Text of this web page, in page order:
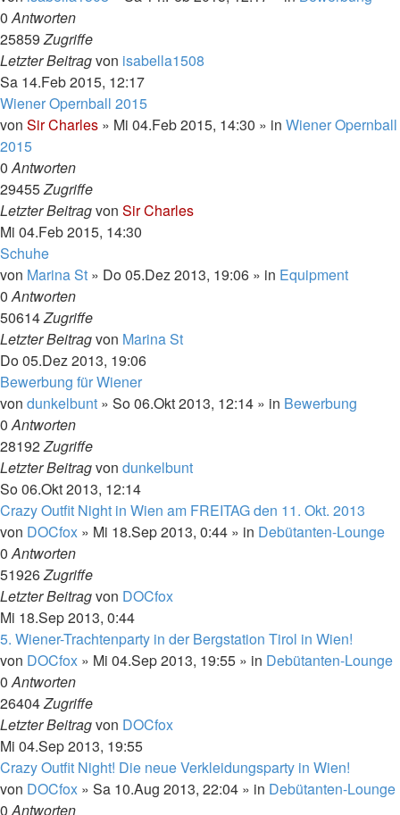
0Antworten
25859Zugriffe
Letzter Beitragvon isabella1508
Sa 14.Feb 2015, 12:17
Wiener Opernball 2015
von Sir Charles » Mi 04.Feb 2015, 14:30 » in Wiener Opernball
2015
0Antworten
29455Zugriffe
Letzter Beitragvon Sir Charles
Mi 04.Feb 2015, 14:30
Schuhe
von Marina St » Do 05.Dez 2013, 19:06 » in Equipment
0Antworten
50614Zugriffe
Letzter Beitragvon Marina St
Do 05.Dez 2013, 19:06
Bewerbung für Wiener
von dunkelbunt » So 06.Okt 2013, 12:14 » in Bewerbung
0Antworten
28192Zugriffe
Letzter Beitragvon dunkelbunt
So 06.Okt 2013, 12:14
Crazy Outfit Night in Wien am FREITAG den 11. Okt. 2013
von DOCfox » Mi 18.Sep 2013, 0:44 » in Debütanten-Lounge
0Antworten
51926Zugriffe
Letzter Beitragvon DOCfox
Mi 18.Sep 2013, 0:44
5. Wiener-Trachtenparty in der Bergstation Tirol in Wien!
von DOCfox » Mi 04.Sep 2013, 19:55 » in Debütanten-Lounge
0Antworten
26404Zugriffe
Letzter Beitragvon DOCfox
Mi 04.Sep 2013, 19:55
Crazy Outfit Night! Die neue Verkleidungsparty in Wien!
von DOCfox » Sa 10.Aug 2013, 22:04 » in Debütanten-Lounge
0Antworten